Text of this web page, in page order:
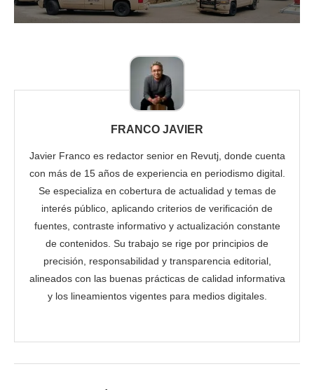
FRANCO JAVIER
Javier Franco es redactor senior en Revutj, donde cuenta
con más de 15 años de experiencia en periodismo digital.
Se especializa en cobertura de actualidad y temas de
interés público, aplicando criterios de verificación de
fuentes, contraste informativo y actualización constante
de contenidos. Su trabajo se rige por principios de
precisión, responsabilidad y transparencia editorial,
alineados con las buenas prácticas de calidad informativa
y los lineamientos vigentes para medios digitales.